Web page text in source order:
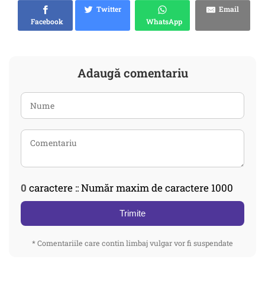
Facebook
Twitter
WhatsApp
Email
Adaugă comentariu
0 caractere :: Număr maxim de caractere 1000
Trimite
* Comentariile care contin limbaj vulgar vor fi suspendate